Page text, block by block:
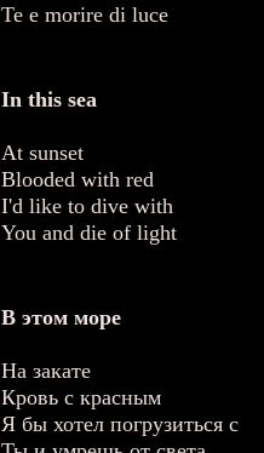
Te e morire di luce
In this sea
At sunset
Blooded with red
I'd like to dive with
You and die of light
В этом море
На закате
Кровь с красным
Я бы хотел погрузиться с